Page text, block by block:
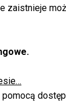
zaistnieje